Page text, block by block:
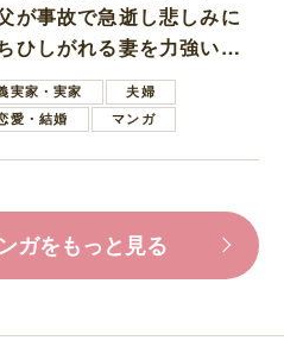
が事故で急逝し悲しみに
ひしがれる妻を力強い言
励ます夫
実家・実家
夫婦
愛・結婚
マンガ
ガをもっと見る